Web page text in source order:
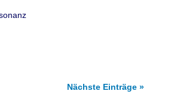
Nächste Einträge »